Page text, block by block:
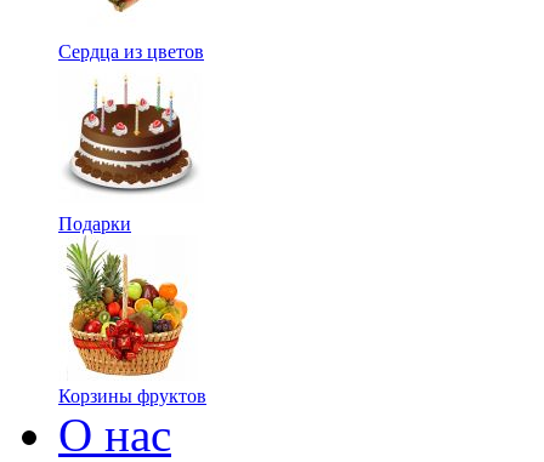
Сердца из цветов
Подарки
Корзины фруктов
О нас